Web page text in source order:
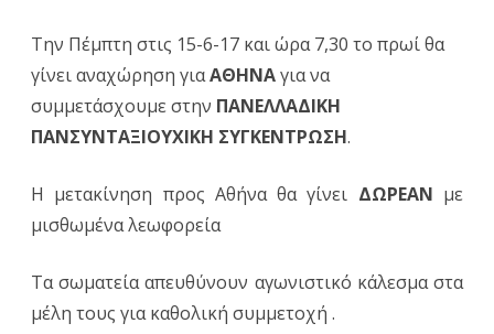
Ο.Α.Ε.Ε.
στην
Την Πέμπτη στις 15-6-17 και ώρα 7,30 το πρωί θα
γίνει αναχώρηση γιαΑΘΗΝΑγια να
συμμετάσχουμε στην ΠΑΝΕΛΛΑΔΙΚΗ
ΠΑΝΣΥΝΤΑΞΙΟΥΧΙΚΗ ΣΥΓΚΕΝΤΡΩΣΗ.
Η μετακίνηση προς Αθήνα θα γίνει ΔΩΡΕΑΝ με
μισθωμένα λεωφορεία
Τα σωματεία απευθύνουν αγωνιστικό κάλεσμα στα
μέλη τους για καθολική συμμετοχή .